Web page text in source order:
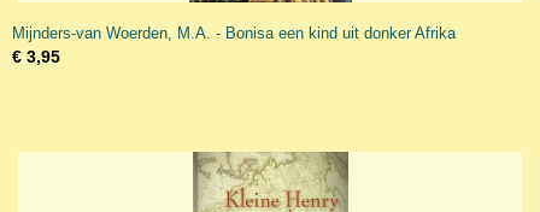
Mijnders-van Woerden, M.A. - Bonisa een kind uit donker Afrika
€ 3,95